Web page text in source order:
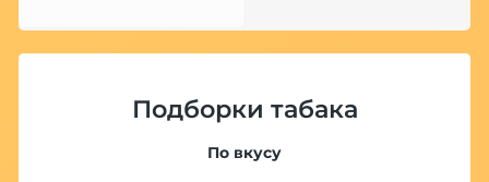
Подборки табака
По вкусу